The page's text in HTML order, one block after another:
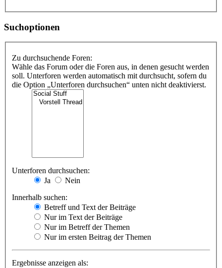
Suchoptionen
Zu durchsuchende Foren:
Wähle das Forum oder die Foren aus, in denen gesucht werden
soll. Unterforen werden automatisch mit durchsucht, sofern du
die Option „Unterforen durchsuchen“ unten nicht deaktivierst.
Unterforen durchsuchen:
Ja
Nein
Innerhalb suchen:
Betreff und Text der Beiträge
Nur im Text der Beiträge
Nur im Betreff der Themen
Nur im ersten Beitrag der Themen
Ergebnisse anzeigen als: